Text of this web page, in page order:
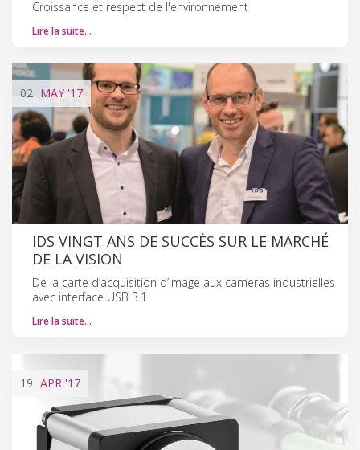
Croissance et respect de l'environnement
Lire la suite…
02 MAY '17
IDS VINGT ANS DE SUCCÈS SUR LE MARCHÉ
DE LA VISION
De la carte d’acquisition d’image aux cameras industrielles
avec interface USB 3.1
Lire la suite…
19 APR '17